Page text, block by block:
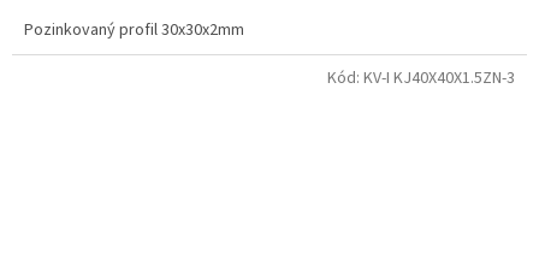
Pozinkovaný profil 30x30x2mm
Kód: KV-I KJ40X40X1.5ZN-3